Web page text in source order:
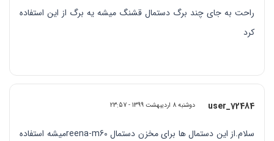
راحت به جای چند برگ دستمال قشنگ میشه یه برگ از این استفاده
کرد
user_72484 دوشنبه 8 اردیبهشت 1399 - 23:57
سلام.از این دستمال ها برای مخزن دستمال reena-m60میشه استفاده